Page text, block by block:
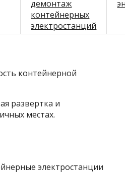
демонтаж
контейнерных
электростанций
контейнерной
развертка и
местах.
электростанции